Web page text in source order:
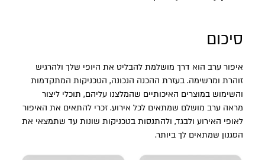
סיכום
איפור ערב הוא דרך מושלמת להבליט את היופי שלך ולהרגיש
זוהרת ומרשימה. בעזרת ההכנה הנכונה, הטכניקות המתקדמות
והשימוש במוצרים האיכותיים שהמלצנו עליהם, תוכלי ליצור
מראה ערב מושלם שמתאים לכל אירוע. זכרי להתאים את האיפור
לאופי האירוע ולבגד, ולהתנסות בטכניקות שונות עד שתמצאי את
הסגנון שמתאים לך ביותר.